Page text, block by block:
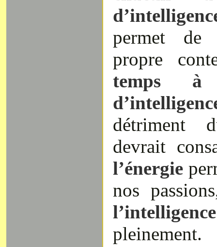
permet de
propre
temps à
détriment
devrait
l’énergie
nos
l’intelligence
pleinement.